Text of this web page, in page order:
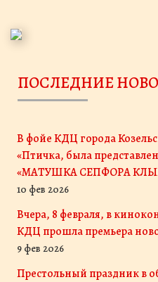
ПОСЛЕДНИЕ
В фойе КДЦ города
«Птичка, была
«МАТУШКА СЕПФОРА
10 фев 2026
Вчера, 8 февраля, в
КДЦ прошла премьера
9 фев 2026
Престольный праздник в